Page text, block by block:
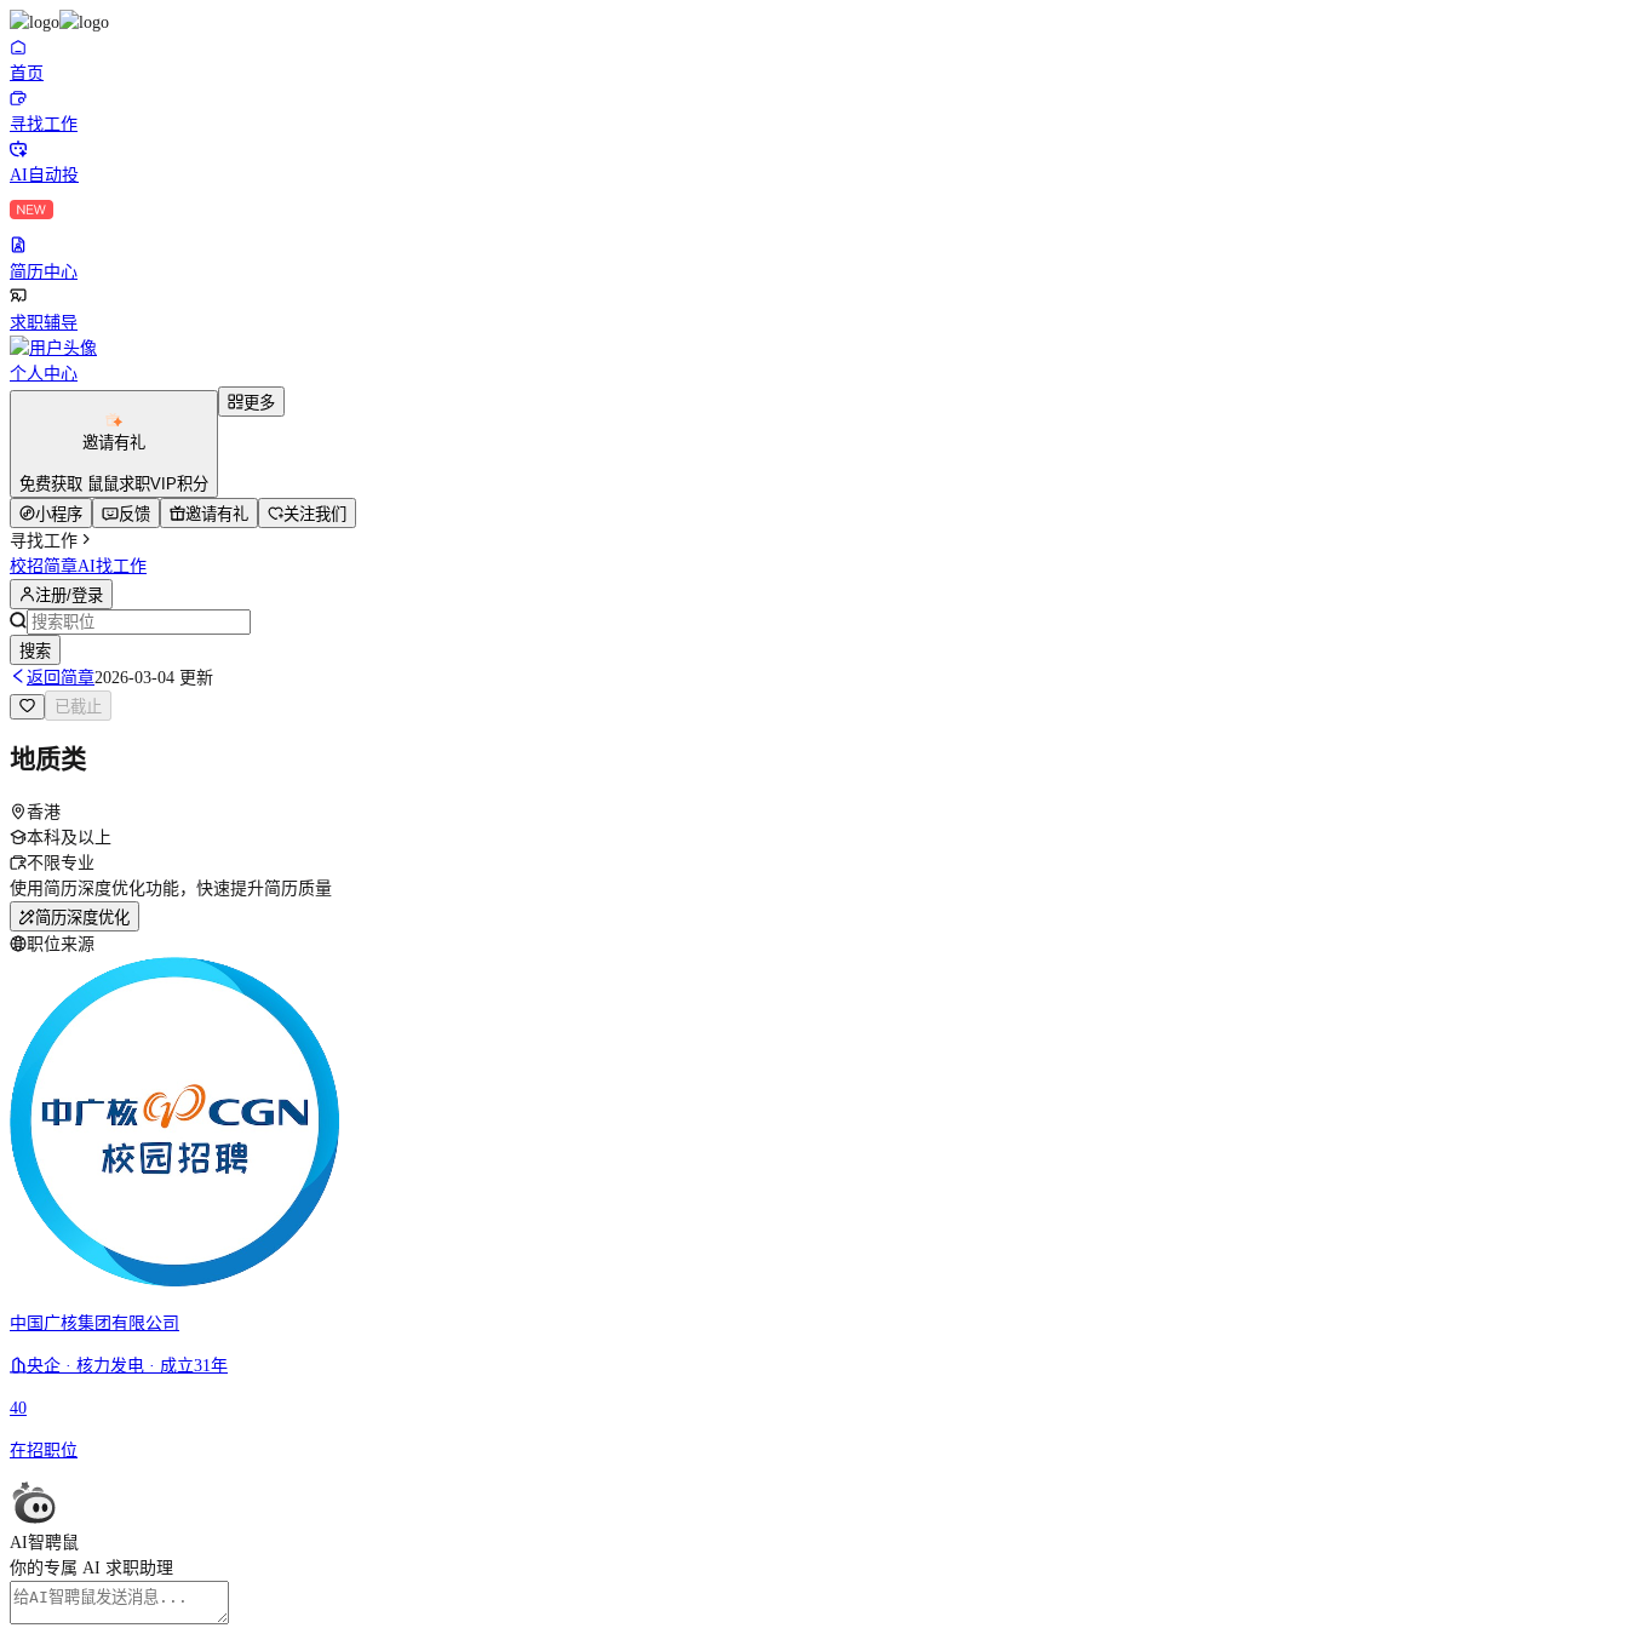
首页
寻找工作
AI自动投
简历中心
求职辅导
个人中心
邀请有礼
免费获取 鼠鼠求职VIP积分
更多
小程序 反馈 邀请有礼
关注我们
寻找工作
校招简章AI找工作
注册/登录
搜索
返回简章2026-03-04 更新
已截止
地质类
香港
本科及以上
不限专业
使用简历深度优化功能，快速提升简历质量
简历深度优化
职位来源
中国广核集团有限公司
央企 · 核力发电 · 成立31年
40
在招职位
AI智聘鼠
你的专属 AI 求职助理